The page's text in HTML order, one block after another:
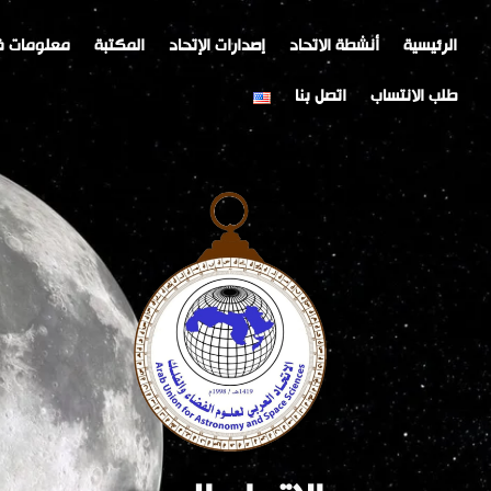
تخطي
إلى
المحتوى
الرئيسية أنشطة الاتحاد إصدارات الإتحاد المكتبة معلومات
طلب الانتساب
اتصل بنا
Post
navigation